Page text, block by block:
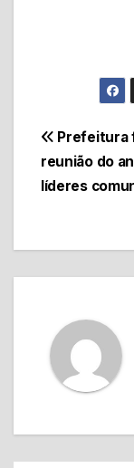
de
Prefeitura
reunião do
líderes